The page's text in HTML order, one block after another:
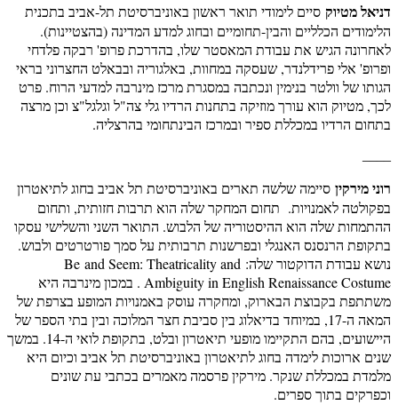
דניאל מטיוק סיים לימודי תואר ראשון באוניברסיטת תל-אביב בתכנית
הלימודים הכלליים והבין-תחומיים ובחוג למדע המדינה (בהצטיינות).
לאחרונה הגיש את עבודת המאסטר שלו, בהדרכת פרופ' רבקה פלדחי
ופרופ' אלי פרידלנדר, שעסקה במחוות, באלגוריה ובבאלט החצרוני בראי
הגותו של וולטר בנימין ונכתבה במסגרת מרכז מינרבה למדעי הרוח. פרט
לכך, מטיוק הוא עורך מוזיקה בתחנות הרדיו גלי צה"ל וגלגל"צ וכן מרצה
בתחום הרדיו במכללת ספיר ובמרכז הבינתחומי בהרצליה.
רוני מירקין סיימה שלשה תארים באוניברסיטת תל אביב בחוג לתיאטרון
בפקולטה לאמנויות. תחום המחקר שלה הוא תרבות חזותית, ותחום
ההתמחות שלה הוא ההיסטוריה של הלבוש. התואר השני והשלישי עסקו
בתקופת הרנסנס האנגלי ובפרשנות תרבותית על סמך פורטרטים ולבוש.
נושא עבודת הדוקטור שלה: Be and Seem: Theatricality and
Ambiguity in English Renaissance Costume . במכון מינרבה היא
משתתפת בקבוצת הבארוק, ומחקרה עוסק באמנויות המופע בצרפת של
המאה ה-17, במיוחד בדיאלוג בין סביבת חצר המלוכה ובין בתי הספר של
היישועים, בהם התקיימו מופעי תיאטרון ובלט, בתקופת לואי ה-14. במשך
שנים ארוכות לימדה בחוג לתיאטרון באוניברסיטת תל אביב וכיום היא
מלמדת במכללת שנקר. מירקין פרסמה מאמרים בכתבי עת שונים
וכפרקים בתוך ספרים.